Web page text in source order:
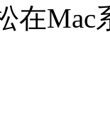
在